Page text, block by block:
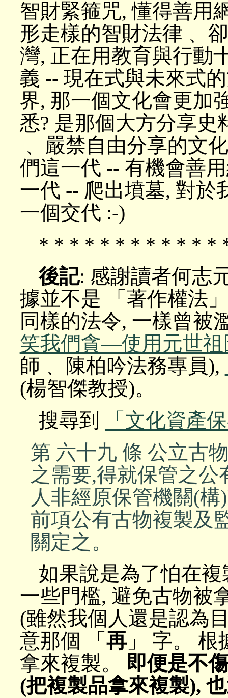
智財緊箍咒, 懂得善用
形走樣的智財法律﹑
灣, 正在用教育與行動
義 -- 現在式與未來式
界, 那一個文化會更加
悉? 是那個大方分享史
﹑ 嚴禁自由分享的文
們這一代 -- 有機會善
一代 -- 爬出墳墓, 對於
一個交代 :-)
* * * * * * * * * * * *
後記: 感謝讀者何志
據並不是 「著作權法
同樣的法令, 一樣曾被
笑我們貪—使用元世祖
師﹑ 陳柏吟法務專員),
(楊智傑教授)。
搜尋到
「文化資產
第 六十九 條 公立古
之需要,得就保管之
人非經原保管機關(
前項公有古物複製及
關定之。
如果說是為了怕在
一些門檻, 避免古物被
(雖然我個人還是認為
意那個 「 再」 字。 根
拿來複製。 即便是不
(把複製品拿來複製),